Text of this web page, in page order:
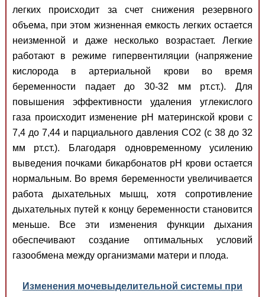
легких происходит за счет снижения резервного
объема, при этом жизненная емкость легких остается
неизменной и даже несколько возрастает. Легкие
работают в режиме гипервентиляции (напряжение
кислорода в артериальной крови во время
беременности падает до 30-32 мм рт.ст.). Для
повышения эффективности удаления углекислого
газа происходит изменение pH материнской крови с
7,4 до 7,44 и парциального давления СО2 (с 38 до 32
мм рт.ст.). Благодаря одновременному усилению
выведения почками бикарбонатов pH крови остается
нормальным. Во время беременности увеличивается
работа дыхательных мышц, хотя сопротивление
дыхательных путей к концу беременности становится
меньше. Все эти изменения функции дыхания
обеспечивают создание оптимальных условий
газообмена между организмами матери и плода.
Изменения мочевыделительной системы при